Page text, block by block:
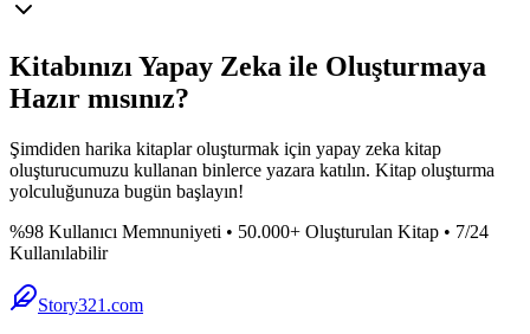
Kitabınızı Yapay Zeka ile Oluşturmaya
Hazır mısınız?
Şimdiden harika kitaplar oluşturmak için yapay zeka kitap
oluşturucumuzu kullanan binlerce yazara katılın. Kitap oluşturma
yolculuğunuza bugün başlayın!
%98 Kullanıcı Memnuniyeti • 50.000+ Oluşturulan Kitap • 7/24
Kullanılabilir
Story321.com